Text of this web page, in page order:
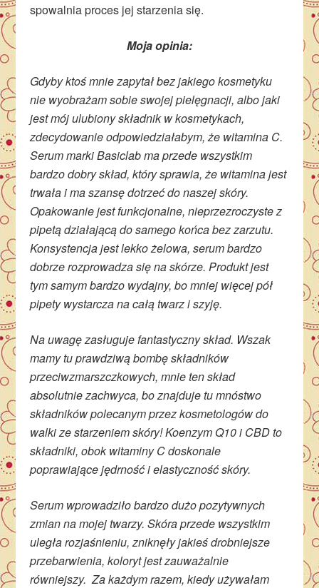
spowalnia proces jej starzenia się.
Moja opinia:
Gdyby ktoś mnie zapytał bez jakiego kosmetyku
nie wyobrażam sobie swojej pielęgnacji, albo jaki
jest mój ulubiony składnik w kosmetykach,
zdecydowanie odpowiedziałabym, że witamina C.
Serum marki Basiclab ma przede wszystkim
bardzo dobry skład, który sprawia, że witamina jest
trwała i ma szansę dotrzeć do naszej skóry.
Opakowanie jest funkcjonalne, nieprzezroczyste z
pipetą działającą do samego końca bez zarzutu.
Konsystencja jest lekko żelowa, serum bardzo
dobrze rozprowadza się na skórze. Produkt jest
tym samym bardzo wydajny, bo mniej więcej pół
pipety wystarcza na całą twarz i szyję.
Na uwagę zasługuje fantastyczny skład. Wszak
mamy tu prawdziwą bombę składników
przeciwzmarszczkowych, mnie ten skład
absolutnie zachwyca, bo znajduje tu mnóstwo
składników polecanym przez kosmetologów do
walki ze starzeniem skóry! Koenzym Q10 i CBD to
składniki, obok witaminy C doskonale
poprawiające jędrność i elastyczność skóry.
Serum wprowadziło bardzo dużo pozytywnych
zmian na mojej twarzy. Skóra przede wszystkim
uległa rozjaśnieniu, zniknęły jakieś drobniejsze
przebarwienia, koloryt jest zauważalnie
równiejszy. Za każdym razem, kiedy używałam